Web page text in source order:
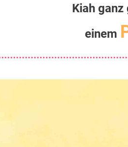
Kiah
einem